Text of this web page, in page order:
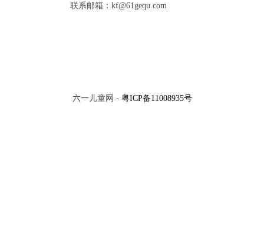
联系邮箱：kf@61gequ.com
六一儿童网 - 粤ICP备11008935号